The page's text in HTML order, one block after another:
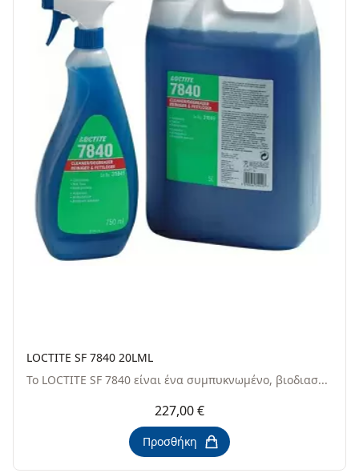
LOCTITE SF 7840 20LML
Το LOCTITE SF 7840 είναι ένα συμπυκνωμένο, βιοδιασ...
227,00 €
Προσθήκη